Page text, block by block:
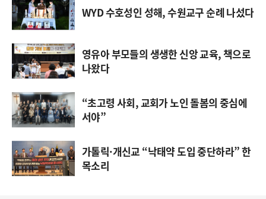
WYD 수호성인 성해, 수원교구 순례 나섰다
영유아 부모들의 생생한 신앙 교육, 책으로
나왔다
“초고령 사회, 교회가 노인 돌봄의 중심에
서야”
가톨릭·개신교 “낙태약 도입 중단하라” 한
목소리